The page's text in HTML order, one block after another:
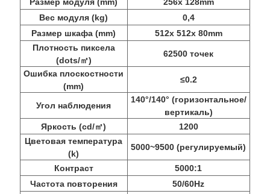
Вес модуля (kg)
0,4
Размер шкафа (mm)
512x 512x 80mm
Плотность пиксела
(dots/㎡)
62500 точек
Ошибка плоскостности
(mm)
≤0.2
Угол наблюдения
140°/140° (горизонтальное/
вертикаль)
Яркость (cd/㎡)
1200
Цветовая температура
(k)
5000~9500 (регулируемый)
Контраст
5000:1
Частота повторения
50/60Hz